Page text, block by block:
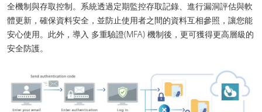
全機制與存取控制。系統透過定期監控存取記錄、進行漏洞評估與軟
體更新，確保資料安全，並防止使用者之間的資料互相參照，讓您能
安心使用。此外，導入 多重驗證(MFA) 機制後，更可獲得更高層級的
安全防護。